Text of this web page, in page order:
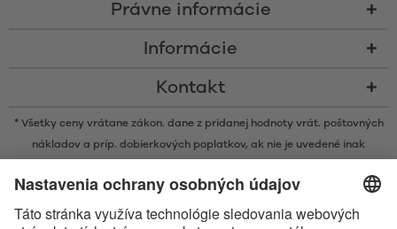
Právne informácie
Informácie
Kontakt
* Všetky ceny vrátane zákon. dane z pridanej hodnoty vrát. poštovných
nákladov a príp. dobierkových poplatkov, ak nie je uvedené inak
spoločnosť Bluetooth SIG, Inc. a akékoľvek používanie takýchto značiek
spoločnosťou Satisfyer GmbH podlieha licencií.